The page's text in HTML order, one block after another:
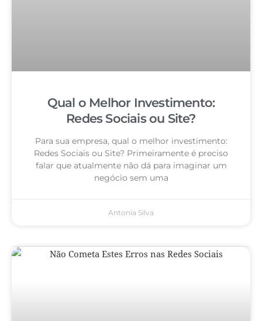
Qual o Melhor Investimento:
Redes Sociais ou Site?
Para sua empresa, qual o melhor investimento:
Redes Sociais ou Site? Primeiramente é preciso
falar que atualmente não dá para imaginar um
negócio sem uma
Antonia Silva